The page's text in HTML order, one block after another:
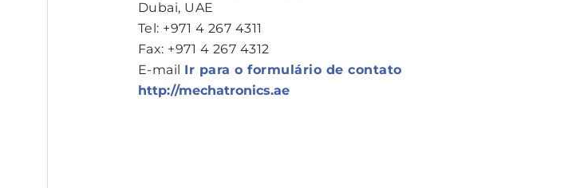
Dubai, UAE
Tel: +971 4 267 4311
Fax: +971 4 267 4312
E-mail Ir para o formulário de contato
http://mechatronics.ae